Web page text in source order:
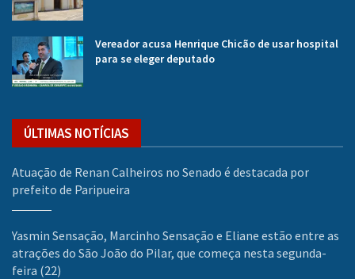
Vereador acusa Henrique Chicão de usar hospital
para se eleger deputado
ÚLTIMAS NOTÍCIAS
Atuação de Renan Calheiros no Senado é destacada por
prefeito de Paripueira
Yasmin Sensação, Marcinho Sensação e Eliane estão entre as
atrações do São João do Pilar, que começa nesta segunda-
feira (22)